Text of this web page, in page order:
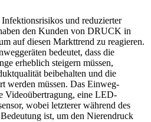
und reduzierter
den Kunden von DRUCK in
auf diesen Markttrend zu reagieren.
bedeutet, dass die
erheblich steigern müssen,
beibehalten und die
werden müssen. Das Einweg-
Videoübertragung, eine LED-
wobei letzterer während des
ist, um den Nierendruck